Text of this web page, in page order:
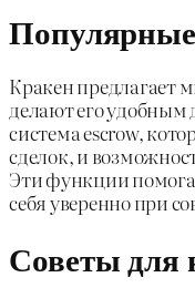
Кракен предлагает
делают его удобным
система escrow,
сделок, и
Эти функции
себя уверенно при
Советы для